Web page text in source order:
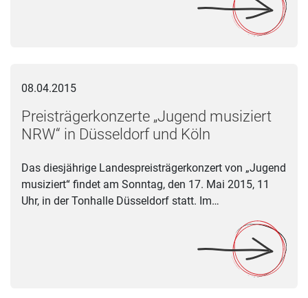
08.04.2015
Preisträgerkonzerte „Jugend musiziert
NRW“ in Düsseldorf und Köln
Das diesjährige Landespreisträgerkonzert von „Jugend
musiziert“ findet am Sonntag, den 17. Mai 2015, 11
Uhr, in der Tonhalle Düsseldorf statt. Im…